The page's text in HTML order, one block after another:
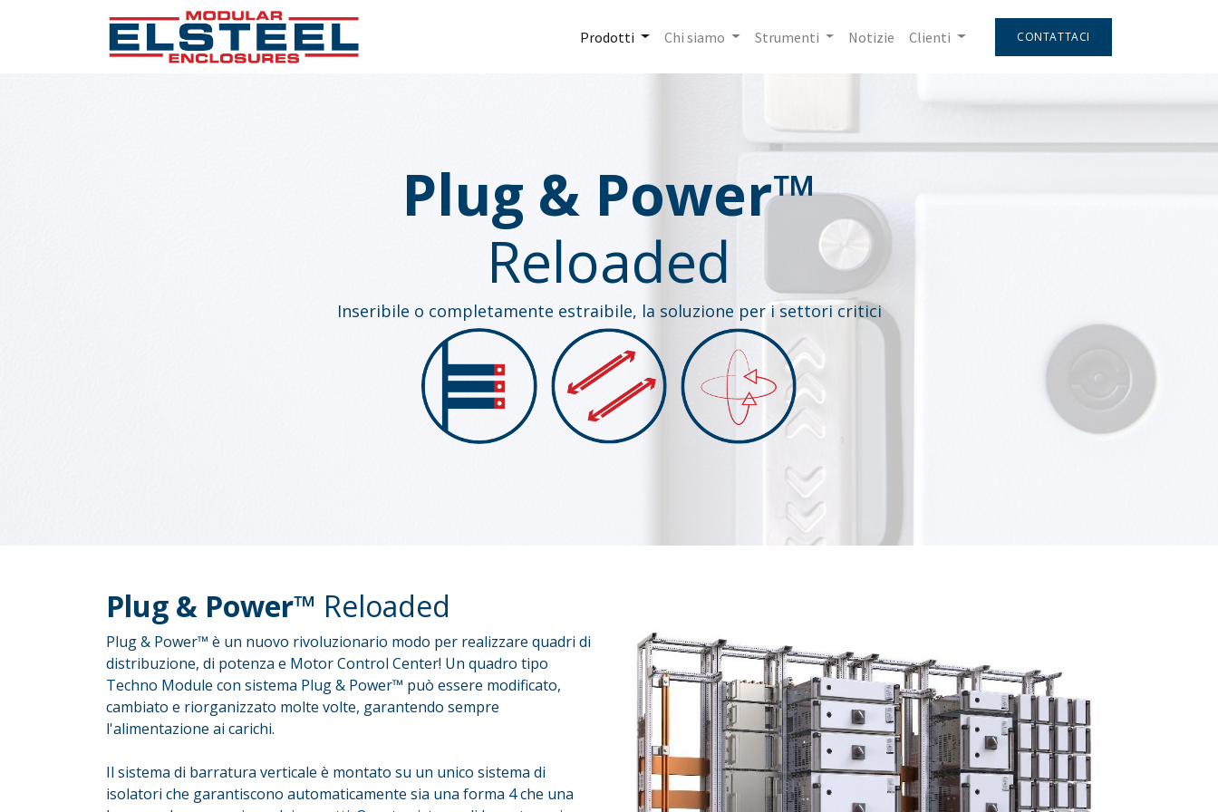
Prodotti Chi siamo Strumenti Notizie Clienti CONTATTACI
Plug & Power™
Reloaded
Inseribile o completamente estraibile, la soluzione per i settori critici
Plug & Power™ Reloaded
Plug & Power™ è un nuovo rivoluzionario modo per realizzare quadri di
distribuzione, di potenza e Motor Control Center! Un quadro tipo
Techno Module con sistema Plug & Power™ può essere modificato,
cambiato e riorganizzato molte volte, garantendo sempre
l'alimentazione ai carichi.
Il sistema di barratura verticale è montato su un unico sistema di
isolatori che garantiscono automaticamente sia una forma 4 che una